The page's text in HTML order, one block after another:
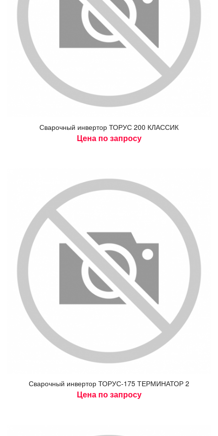
Сва­роч­ный ин­вертор ТО­РУС 200 КЛАС­СИК
Цена по запросу
Сва­роч­ный ин­вертор ТО­РУС-175 ТЕР­МИ­НАТОР 2
Цена по запросу